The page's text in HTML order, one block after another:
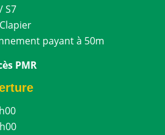
S7
payant à 50m
PMR